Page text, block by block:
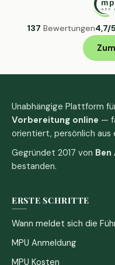
137 Bewertungen4,7/5
Unabhängige Plattform
Vorbereitung online —
orientiert, persönlich aus
Gegründet 2017 von
bestanden.
ERSTE SCHRITTE
Wann meldet sich die
MPU Anmeldung
MPU Kosten